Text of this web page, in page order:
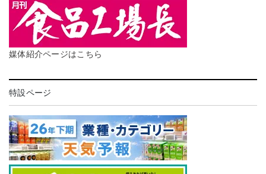
媒体紹介ページはこちら
特設ページ